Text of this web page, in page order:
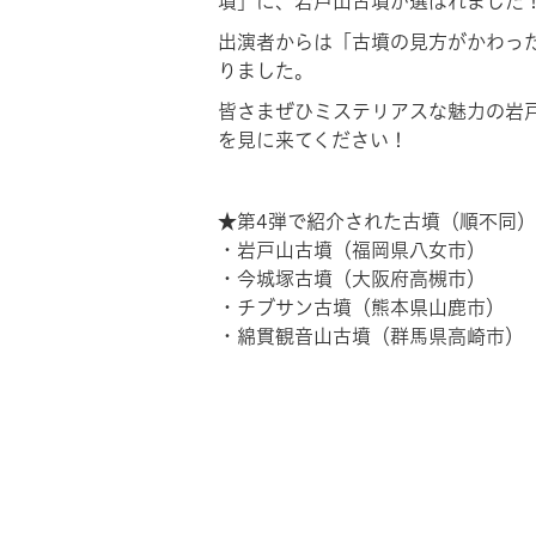
出演者からは「古墳の見方がかわっ
りました。
皆さまぜひミステリアスな魅力の岩
を見に来てください！
★第4弾で紹介された古墳 （順不同）
・岩戸山古墳（福岡県八女市）
・今城塚古墳（大阪府高槻市）
・チブサン古墳（熊本県山鹿市）
・綿貫観音山古墳（群馬県高崎市）